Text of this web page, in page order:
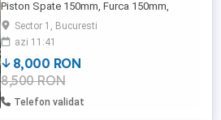
Piston Spate 150mm, Furca 150mm,
SRAM GX Eagle 12 Speed, Tija Șa
Hidraulica, Butuc Pedalier SRAM NOU am
bon pe anul 2025, Angrenaj Truvativ Stylo
6K NOU am bon pe anul 2025.
Sector 1, Bucuresti
azi 11:41
8,000 RON
8,500 RON
Telefon validat